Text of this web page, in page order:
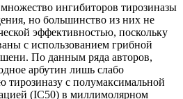
ингибиторов тирозиназы
но большинство из них не
эффективностью, поскольку
с использованием грибной
По данным ряда авторов,
арбутин лишь слабо
тирозиназу с полумаксимальной
(IC50) в миллимолярном